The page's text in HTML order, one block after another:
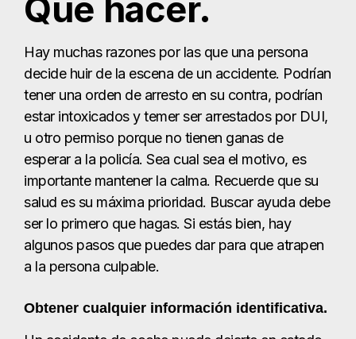
Qué hacer.
Hay muchas razones por las que una persona
decide huir de la escena de un accidente. Podrían
tener una orden de arresto en su contra, podrían
estar intoxicados y temer ser arrestados por DUI,
u otro permiso porque no tienen ganas de
esperar a la policía. Sea cual sea el motivo, es
importante mantener la calma. Recuerde que su
salud es su máxima prioridad. Buscar ayuda debe
ser lo primero que hagas. Si estás bien, hay
algunos pasos que puedes dar para que atrapen
a la persona culpable.
Obtener cualquier información identificativa.